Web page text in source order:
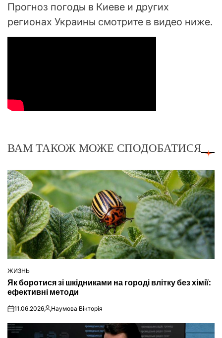
Прогноз погоды в Киеве и других
регионах Украины смотрите в видео ниже.
ВАМ ТАКОЖ МОЖЕ СПОДОБАТИСЯ
ОПУБЛІКУВАТИ
У
ЖИЗНЬ
Як боротися зі шкідниками на городі влітку без хімії:
ефективні методи
on11.06.2026Опубліковано
Наумова Вікторія